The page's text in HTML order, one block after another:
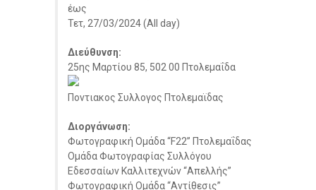
έως
Τετ, 27/03/2024 (All day)
Διεύθυνση:
25ης Μαρτίου 85, 502 00 Πτολεμαΐδα
Ποντιακος Συλλογος Πτολεμαϊδας
Διοργάνωση:
Φωτογραφική Ομάδα “F22” Πτολεμαΐδας
Ομάδα Φωτογραφίας Συλλόγου
Εδεσσαίων Καλλιτεχνών “Απελλής”
Φωτογραφική Ομάδα “Αντίθεσις”